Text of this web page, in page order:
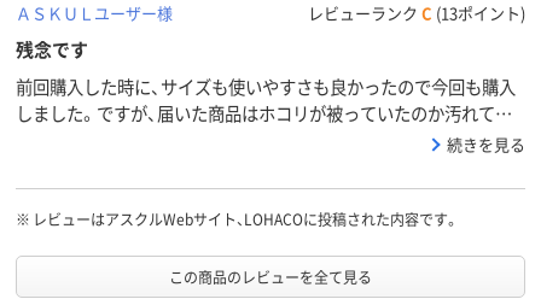
ＡＳＫＵＬユーザー様 レビューランク C (13ポイント)
残念です
前回購入した時に、サイズも使いやすさも良かったので今回も購入
しました。ですが、届いた商品はホコリが被っていたのか汚れてい
ました(４個とも）。アスクルさんでこのような事は初めてだったの
１つ増やしました。
続きを見る
※ レビューはアスクルWebサイト、LOHACOに投稿された内容です。
この商品のレビューを全て見る